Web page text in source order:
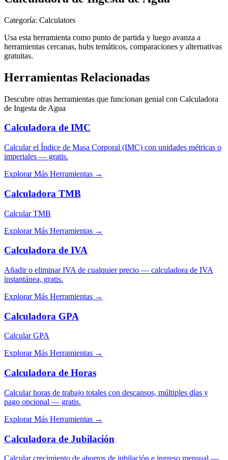
Categoría: Calculators
Usa esta herramienta como punto de partida y luego avanza a
herramientas cercanas, hubs temáticos, comparaciones y alternativas
gratuitas.
Herramientas Relacionadas
Descubre otras herramientas que funcionan genial con Calculadora
de Ingesta de Agua
Calculadora de IMC
Calcular el Índice de Masa Corporal (IMC) con unidades métricas o
imperiales — gratis.
Explorar Más Herramientas →
Calculadora TMB
Calcular TMB
Explorar Más Herramientas →
Calculadora de IVA
Añadir o eliminar IVA de cualquier precio — calculadora de IVA
instantánea, gratis.
Explorar Más Herramientas →
Calculadora GPA
Calcular GPA
Explorar Más Herramientas →
Calculadora de Horas
Calcular horas de trabajo totales con descansos, múltiples días y
pago opcional — gratis.
Explorar Más Herramientas →
Calculadora de Jubilación